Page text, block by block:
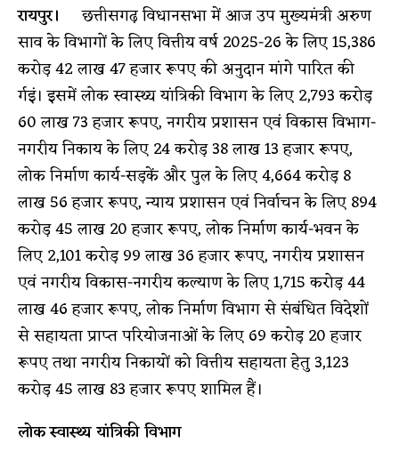
रायपुर।
छत्तीसगढ़ विधानसभा में आज उप मुख्यमंत्री अरुण
साव के विभागों के लिए वित्तीय वर्ष 2025-26 के लिए 15,386
करोड़ 42 लाख 47 हजार रूपए की अनुदान मांगे पारित की
र्गइं। इसमें लोक स्वास्थ्य यांत्रिकी विभाग के लिए 2,793 करोड़
60 लाख 73 हजार रूपए, नगरीय प्रशासन एवं विकास विभाग-
नगरीय निकाय के लिए 24 करोड़ 38 लाख 13 हजार रूपए,
लोक निर्माण कार्य-सड़कें और पुल के लिए 4,664 करोड़ 8
लाख 56 हजार रूपए, न्याय प्रशासन एवं निर्वाचन के लिए 894
करोड़ 45 लाख 20 हजार रूपए, लोक निर्माण कार्य-भवन के
लिए 2,101 करोड़ 99 लाख 36 हजार रूपए, नगरीय प्रशासन
एवं नगरीय विकास-नगरीय कल्याण के लिए 1,715 करोड़ 44
लाख 46 हजार रूपए, लोक निर्माण विभाग से संबंधित विदेशों
से सहायता प्राप्त परियोजनाओं के लिए 69 करोड़ 20 हजार
रूपए तथा नगरीय निकायों को वित्तीय सहायता हेतु 3,123
करोड़ 45 लाख 83 हजार रूपए शामिल हैं।
लोक स्वास्थ्य यांत्रिकी विभाग